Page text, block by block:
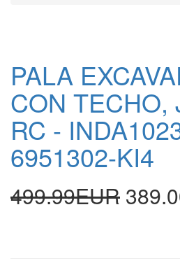
PALA
CON TECHO,
RC -
6951302-KI4
499.99EUR